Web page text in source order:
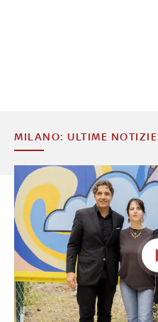
MILANO: ULTIME NOTIZIE